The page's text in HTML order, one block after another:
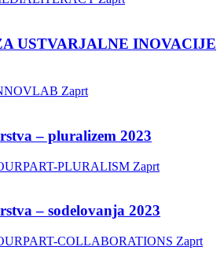
USTVARJALNE INOVACIJE
Zaprt
– pluralizem 2023
PLURALISM Zaprt
– sodelovanja 2023
COLLABORATIONS Zaprt